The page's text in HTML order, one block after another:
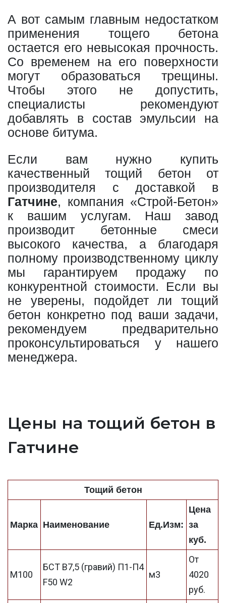
А вот самым главным недостатком
применения тощего бетона
остается его невысокая прочность.
Со временем на его поверхности
могут образоваться трещины.
Чтобы этого не допустить,
специалисты рекомендуют
добавлять в состав эмульсии на
основе битума.
Если вам нужно купить
качественный тощий бетон от
производителя с доставкой в
Гатчине, компания «Строй-Бетон»
к вашим услугам. Наш завод
производит бетонные смеси
высокого качества, а благодаря
полному производственному циклу
мы гарантируем продажу по
конкурентной стоимости. Если вы
не уверены, подойдет ли тощий
бетон конкретно под ваши задачи,
рекомендуем предварительно
проконсультироваться у нашего
менеджера.
Цены на тощий бетон в
Гатчине
Тощий бетон
Марка Наименование Ед.Изм:
Цена
за
куб.
М100
БСТ В7,5 (гравий) П1-П4
F50 W2
м3
От
4020
руб.